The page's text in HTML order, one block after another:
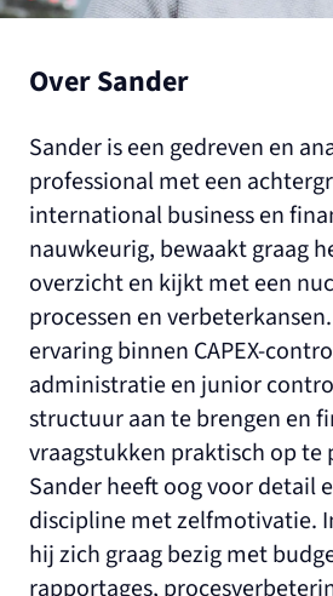
Over Sander
Sander is een gedreven en
professional met een
international business en
nauwkeurig, bewaakt graag
overzicht en kijkt met een
processen en
ervaring binnen CAPEX-
administratie en junior
structuur aan te brengen en
vraagstukken praktisch op te
Sander heeft oog voor detail
discipline met zelfmotivatie.
hij zich graag bezig met
rapportages,